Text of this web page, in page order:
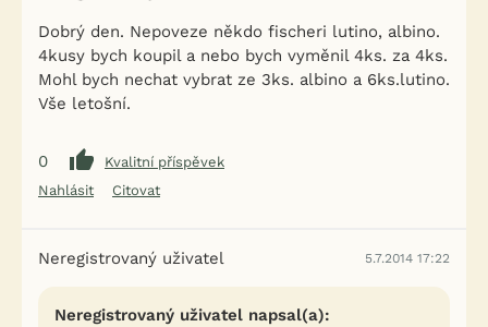
Dobrý den. Nepoveze někdo fischeri lutino, albino.
4kusy bych koupil a nebo bych vyměnil 4ks. za 4ks.
Mohl bych nechat vybrat ze 3ks. albino a 6ks.lutino.
Vše letošní.
0
Kvalitní příspěvek
Nahlásit
Citovat
Neregistrovaný uživatel 5.7.2014 17:22
Neregistrovaný uživatel napsal(a):